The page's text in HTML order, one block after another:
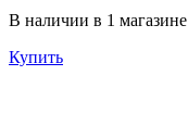
В наличии в 1 магазине
Купить